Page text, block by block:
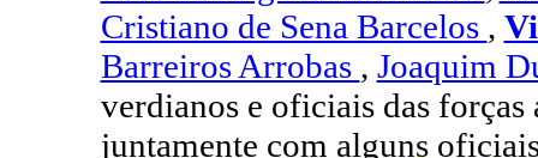
Cristiano de Sena Barcelos ,
Barreiros Arrobas , Joaquim
verdianos e oficiais das
juntamente com alguns